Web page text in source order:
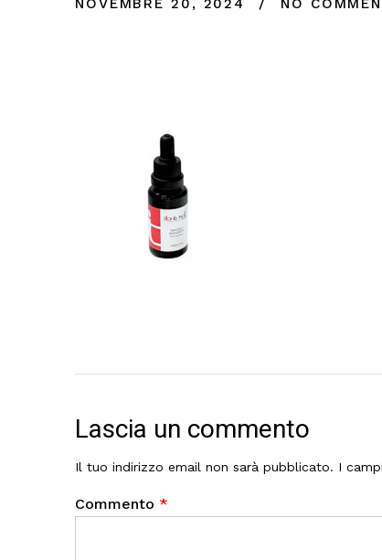
NOVEMBRE 20, 2024 NO
Lascia un commento
Il tuo indirizzo email non sarà pubblicato. I
Commento *